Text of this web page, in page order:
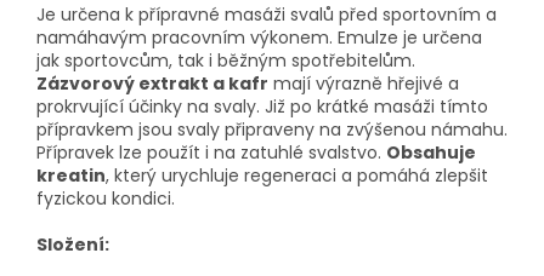
Je určena k přípravné masáži svalů před sportovním a
namáhavým pracovním výkonem. Emulze je určena
jak sportovcům, tak i běžným spotřebitelům.
Zázvorový extrakt a kafr mají výrazně hřejivé a
prokrvující účinky na svaly. Již po krátké masáži tímto
přípravkem jsou svaly připraveny na zvýšenou námahu.
Přípravek lze použít i na zatuhlé svalstvo. Obsahuje
kreatin, který urychluje regeneraci a pomáhá zlepšit
fyzickou kondici.
Složení: